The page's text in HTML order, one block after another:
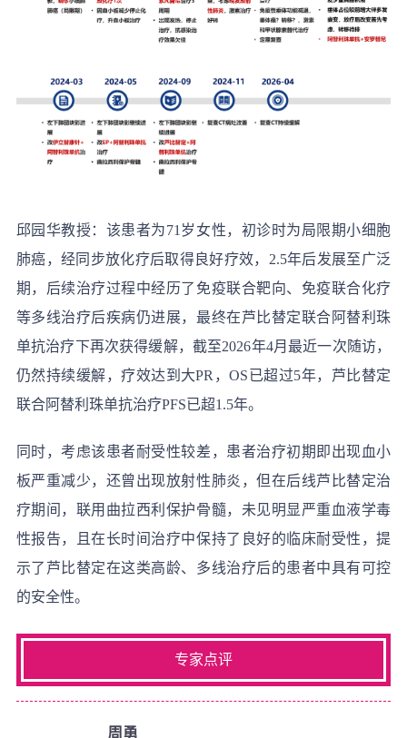
邱园华教授： 该患者为71岁女性，初诊时为局限期小细胞
肺癌，经同步放化疗后取得良好疗效，2.5年后发展至广泛
期，后续治疗过程中经历了免疫联合靶向、免疫联合化疗
等多线治疗后疾病仍进展，最终在芦比替定联合阿替利珠
单抗治疗下再次获得缓解，截至2026年4月最近一次随访，
仍然持续缓解，疗效达到大PR，OS已超过5年，芦比替定
联合阿替利珠单抗治疗PFS已超1.5年。
同时，考虑该患者耐受性较差，患者治疗初期即出现血小
板严重减少，还曾出现放射性肺炎，但在后线芦比替定治
疗期间，联用曲拉西利保护骨髓，未见明显严重血液学毒
性报告，且在长时间治疗中保持了良好的临床耐受性，提
示了芦比替定在这类高龄、多线治疗后的患者中具有可控
的安全性。
专家点评
周勇